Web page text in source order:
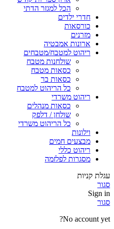
הכל למגזר הדתי
חדרי ילדים
כורסאות
מזרנים
ארונות אמבטיה
ריהוט למטבח/מטבחים
שולחנות מטבח
כסאות מטבח
כסאות בר
כל הריהוט למטבח
ריהוט משרדי
כסאות מנהלים
שולחן / דלפק
כל הריהוט משרדי
וילונות
מבצעים חמים
ריהוט כללי
מסגרות לפלזמה
עגלת קניות
סגור
Sign in
סגור
No account yet?